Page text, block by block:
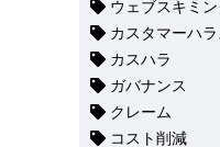
ウェブスキミ
カスタマーハ
カスハラ
ガバナンス
クレーム
コスト削減